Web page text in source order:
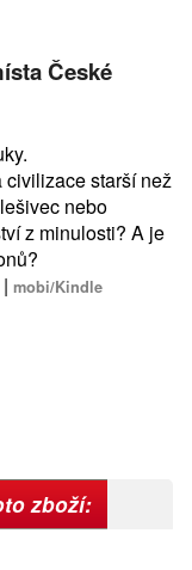
České
civilizace starší než
nebo
z minulosti? A je
| mobi/Kindle
zboží: